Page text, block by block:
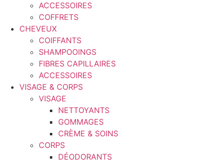
ACCESSOIRES
COFFRETS
CHEVEUX
COIFFANTS
SHAMPOOINGS
FIBRES CAPILLAIRES
ACCESSOIRES
VISAGE & CORPS
VISAGE
NETTOYANTS
GOMMAGES
CRÈME & SOINS
CORPS
DÉODORANTS